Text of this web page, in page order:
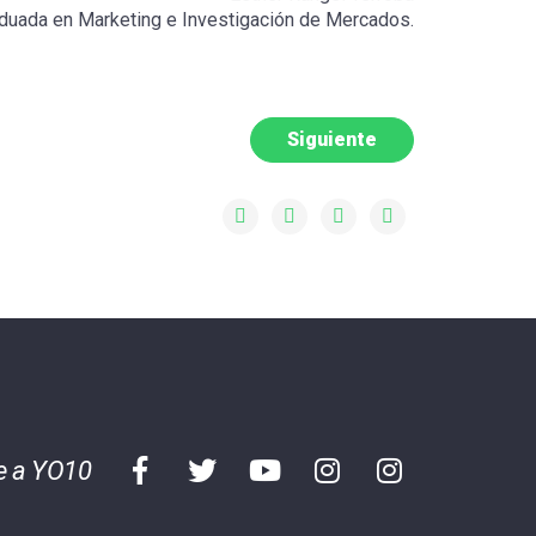
en Marketing e Investigación de Mercados.
Siguiente
a YO10